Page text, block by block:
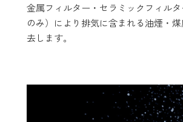
金属フィルター・セラミックフィル
のみ）により排気に含まれる油煙・
去します。